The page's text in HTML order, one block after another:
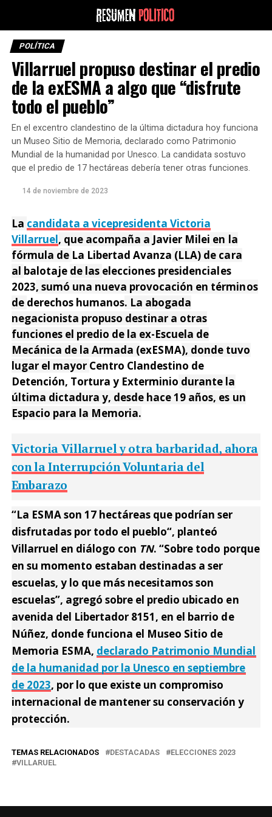
POLÍTICA
Villarruel propuso destinar el predio
de la exESMA a algo que “disfrute
todo el pueblo”
En el excentro clandestino de la última dictadura hoy funciona
un Museo Sitio de Memoria, declarado como Patrimonio
Mundial de la humanidad por Unesco. La candidata sostuvo
que el predio de 17 hectáreas debería tener otras funciones.
14 de noviembre de 2023
La candidata a vicepresidentaVictoria
Villarruel, que acompaña a Javier Milei en la
fórmula de La Libertad Avanza (LLA) de cara
al balotaje de las elecciones presidenciales
2023, sumó una nueva provocación en términos
de derechos humanos. La abogada
negacionista propuso destinar a otras
funciones el predio de la ex-Escuela de
Mecánica de la Armada (exESMA), donde tuvo
lugar el mayor Centro Clandestino de
Detención, Tortura y Exterminio durante la
última dictadura y, desde hace 19 años, es un
Espacio para la Memoria.
Victoria Villarruel y otra barbaridad, ahora
con la Interrupción Voluntaria del
Embarazo
“La ESMA son 17 hectáreas que podrían ser
disfrutadas por todo el pueblo“, planteó
Villarruel en diálogo con TN. “Sobre todo porque
en su momento estaban destinadas a ser
escuelas, y lo que más necesitamos son
escuelas”, agregó sobre el predio ubicado en
avenida del Libertador 8151, en el barrio de
Núñez, donde funciona el Museo Sitio de
Memoria ESMA, declarado Patrimonio Mundial
de la humanidad por la Unesco en septiembre
de 2023, por lo que existe un compromiso
internacional de mantener su conservación y
protección.
TEMAS RELACIONADOS DESTACADAS
ELECCIONES 2023
VILLARUEL